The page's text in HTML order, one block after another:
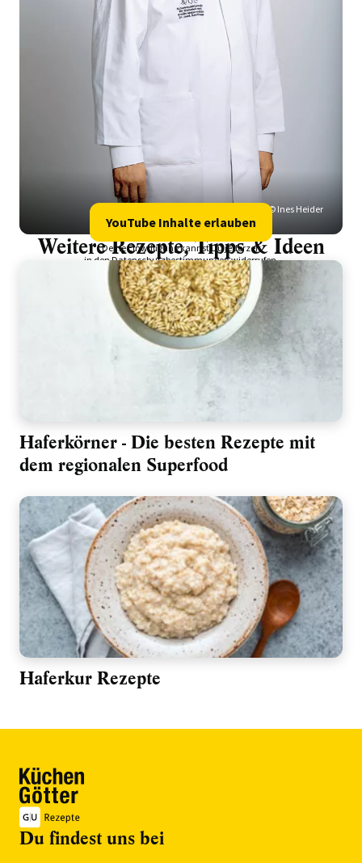
© Ines Heider
Video
YouTube Inhalte erlauben
Deine Einwilligung kannst Du jederzeit
in denDatenschutzbestimmungenwiderrufen.
Weitere Rezepte, Tipps & Ideen
Haferkörner - Die besten Rezepte mit
dem regionalen Superfood
Haferkur Rezepte
Du findest uns bei